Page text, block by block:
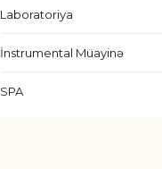
Laboratoriya
İnstrumental Müayinə
SPA